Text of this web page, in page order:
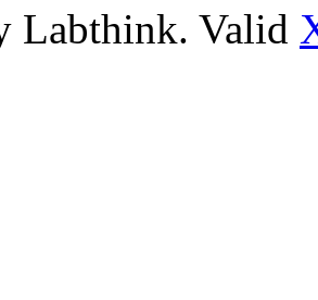
Labthink. Valid